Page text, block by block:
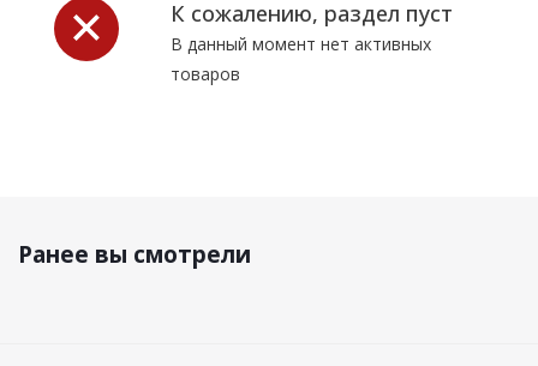
К сожалению, раздел пуст
В данный момент нет активных
товаров
Ранее вы смотрели